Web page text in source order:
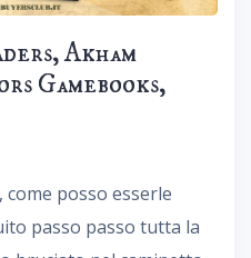
Akham
Gamebooks,
come posso esserle
passo passo tutta la